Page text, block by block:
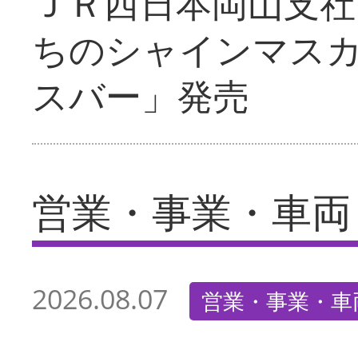
ちのシャインマス
スバー」発売
営業・事業・車両
2026.08.07 営業・事業・